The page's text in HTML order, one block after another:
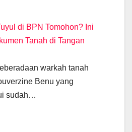
di BPN Tomohon? Ini
Tanah di Tangan
warkah tanah
Benu yang
sudah…